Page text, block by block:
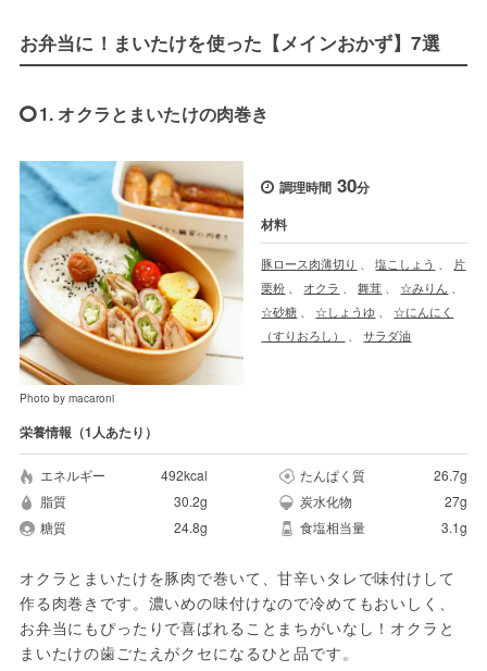
お弁当に！まいたけを使った【メインおかず】7選
1. オクラとまいたけの肉巻き
Photo by macaroni
調理時間 30分
材料
豚ロース肉薄切り 、塩こしょう 、 片
栗粉 、 オクラ 、舞茸 、 ☆みりん 、
☆砂糖 、 ☆しょうゆ 、 ☆にんにく
（すりおろし）
、サラダ油
栄養情報（1人あたり）
エネルギー 492kcal たんぱく質
26.7g
脂質
30.2g 炭水化物
27g
糖質
24.8g 食塩相当量 3.1g
オクラとまいたけを豚肉で巻いて、甘辛いタレで味付けして
作る肉巻きです。濃いめの味付けなので冷めてもおいしく、
お弁当にもぴったりで喜ばれることまちがいなし！オクラと
まいたけの歯ごたえがクセになるひと品です。